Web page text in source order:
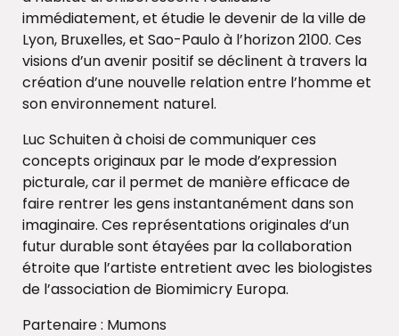
immédiatement, et étudie le devenir de la ville de
Lyon, Bruxelles, et Sao-Paulo à l’horizon 2100. Ces
visions d’un avenir positif se déclinent à travers la
création d’une nouvelle relation entre l’homme et
son environnement naturel.
Luc Schuiten à choisi de communiquer ces
concepts originaux par le mode d’expression
picturale, car il permet de manière efficace de
faire rentrer les gens instantanément dans son
imaginaire. Ces représentations originales d’un
futur durable sont étayées par la collaboration
étroite que l’artiste entretient avec les biologistes
de l’association de Biomimicry Europa.
Partenaire : Mumons